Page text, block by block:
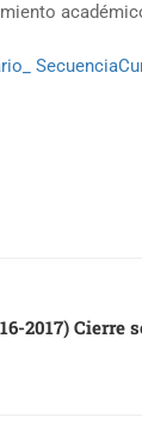
2017) Cierre